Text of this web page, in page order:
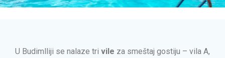
U Budimlliji se nalaze tri vile za smeštaj gostiju – vila A,